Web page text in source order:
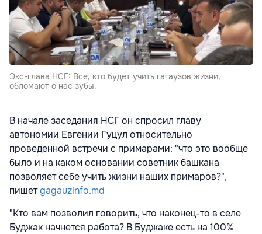
Экс-глава НСГ: Все, кто будет учить гагаузов жизни,
обломают о нас зубы.
В начале заседания НСГ он спросил главу
автономии Евгении Гуцул относительно
проведенной встречи с примарами: "что это вообще
было и на каком основании советник башкана
позволяет себе учить жизни наших примаров?",
пишетgagauzinfo.md
"Кто вам позволил говорить, что наконец-то в селе
Буджак начнется работа? В Буджаке есть на 100%